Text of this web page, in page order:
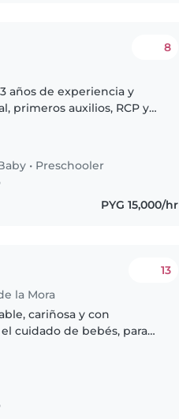
8
años de experiencia y
primeros auxilios, RCP y
• Preschooler
PYG 15,000/hr
la Mora
13
cariñosa y con
cuidado de bebés, para